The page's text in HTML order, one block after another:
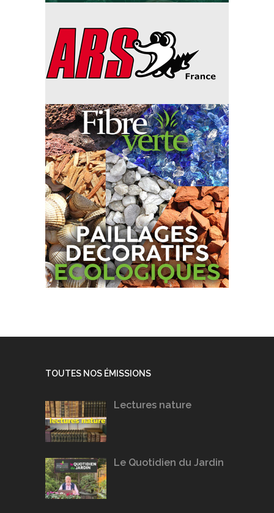
TOUTES NOS ÉMISSIONS
Lectures nature
Le Quotidien du Jardin